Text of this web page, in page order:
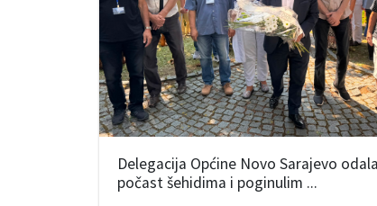
Delegacija Općine Novo Sarajevo odala
počast šehidima i poginulim ...